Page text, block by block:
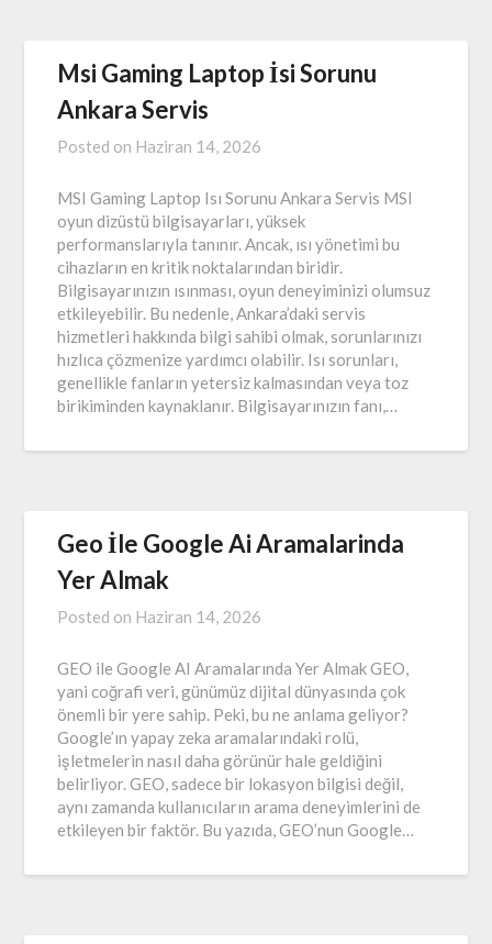
Msi Gaming Laptop İsi Sorunu
Ankara Servis
Posted on Haziran 14, 2026
MSI Gaming Laptop Isı Sorunu Ankara Servis MSI
oyun dizüstü bilgisayarları, yüksek
performanslarıyla tanınır. Ancak, ısı yönetimi bu
cihazların en kritik noktalarından biridir.
Bilgisayarınızın ısınması, oyun deneyiminizi olumsuz
etkileyebilir. Bu nedenle, Ankara’daki servis
hizmetleri hakkında bilgi sahibi olmak, sorunlarınızı
hızlıca çözmenize yardımcı olabilir. Isı sorunları,
genellikle fanların yetersiz kalmasından veya toz
birikiminden kaynaklanır. Bilgisayarınızın fanı,…
Geo İle Google Ai Aramalarinda
Yer Almak
Posted on Haziran 14, 2026
GEO ile Google AI Aramalarında Yer Almak GEO,
yani coğrafi veri, günümüz dijital dünyasında çok
önemli bir yere sahip. Peki, bu ne anlama geliyor?
Google’ın yapay zeka aramalarındaki rolü,
işletmelerin nasıl daha görünür hale geldiğini
belirliyor. GEO, sadece bir lokasyon bilgisi değil,
aynı zamanda kullanıcıların arama deneyimlerini de
etkileyen bir faktör. Bu yazıda, GEO’nun Google…